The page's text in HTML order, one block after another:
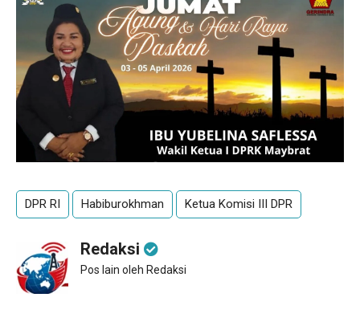
DPR RI Habiburokhman Ketua Komisi III DPR
Redaksi
Pos lain oleh Redaksi